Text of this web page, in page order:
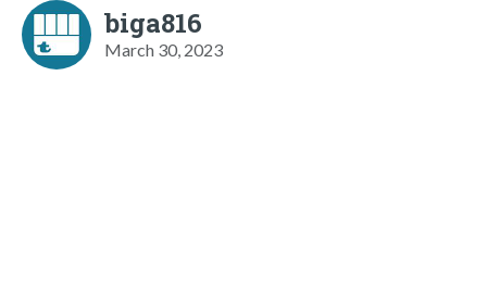
biga816
March 30, 2023